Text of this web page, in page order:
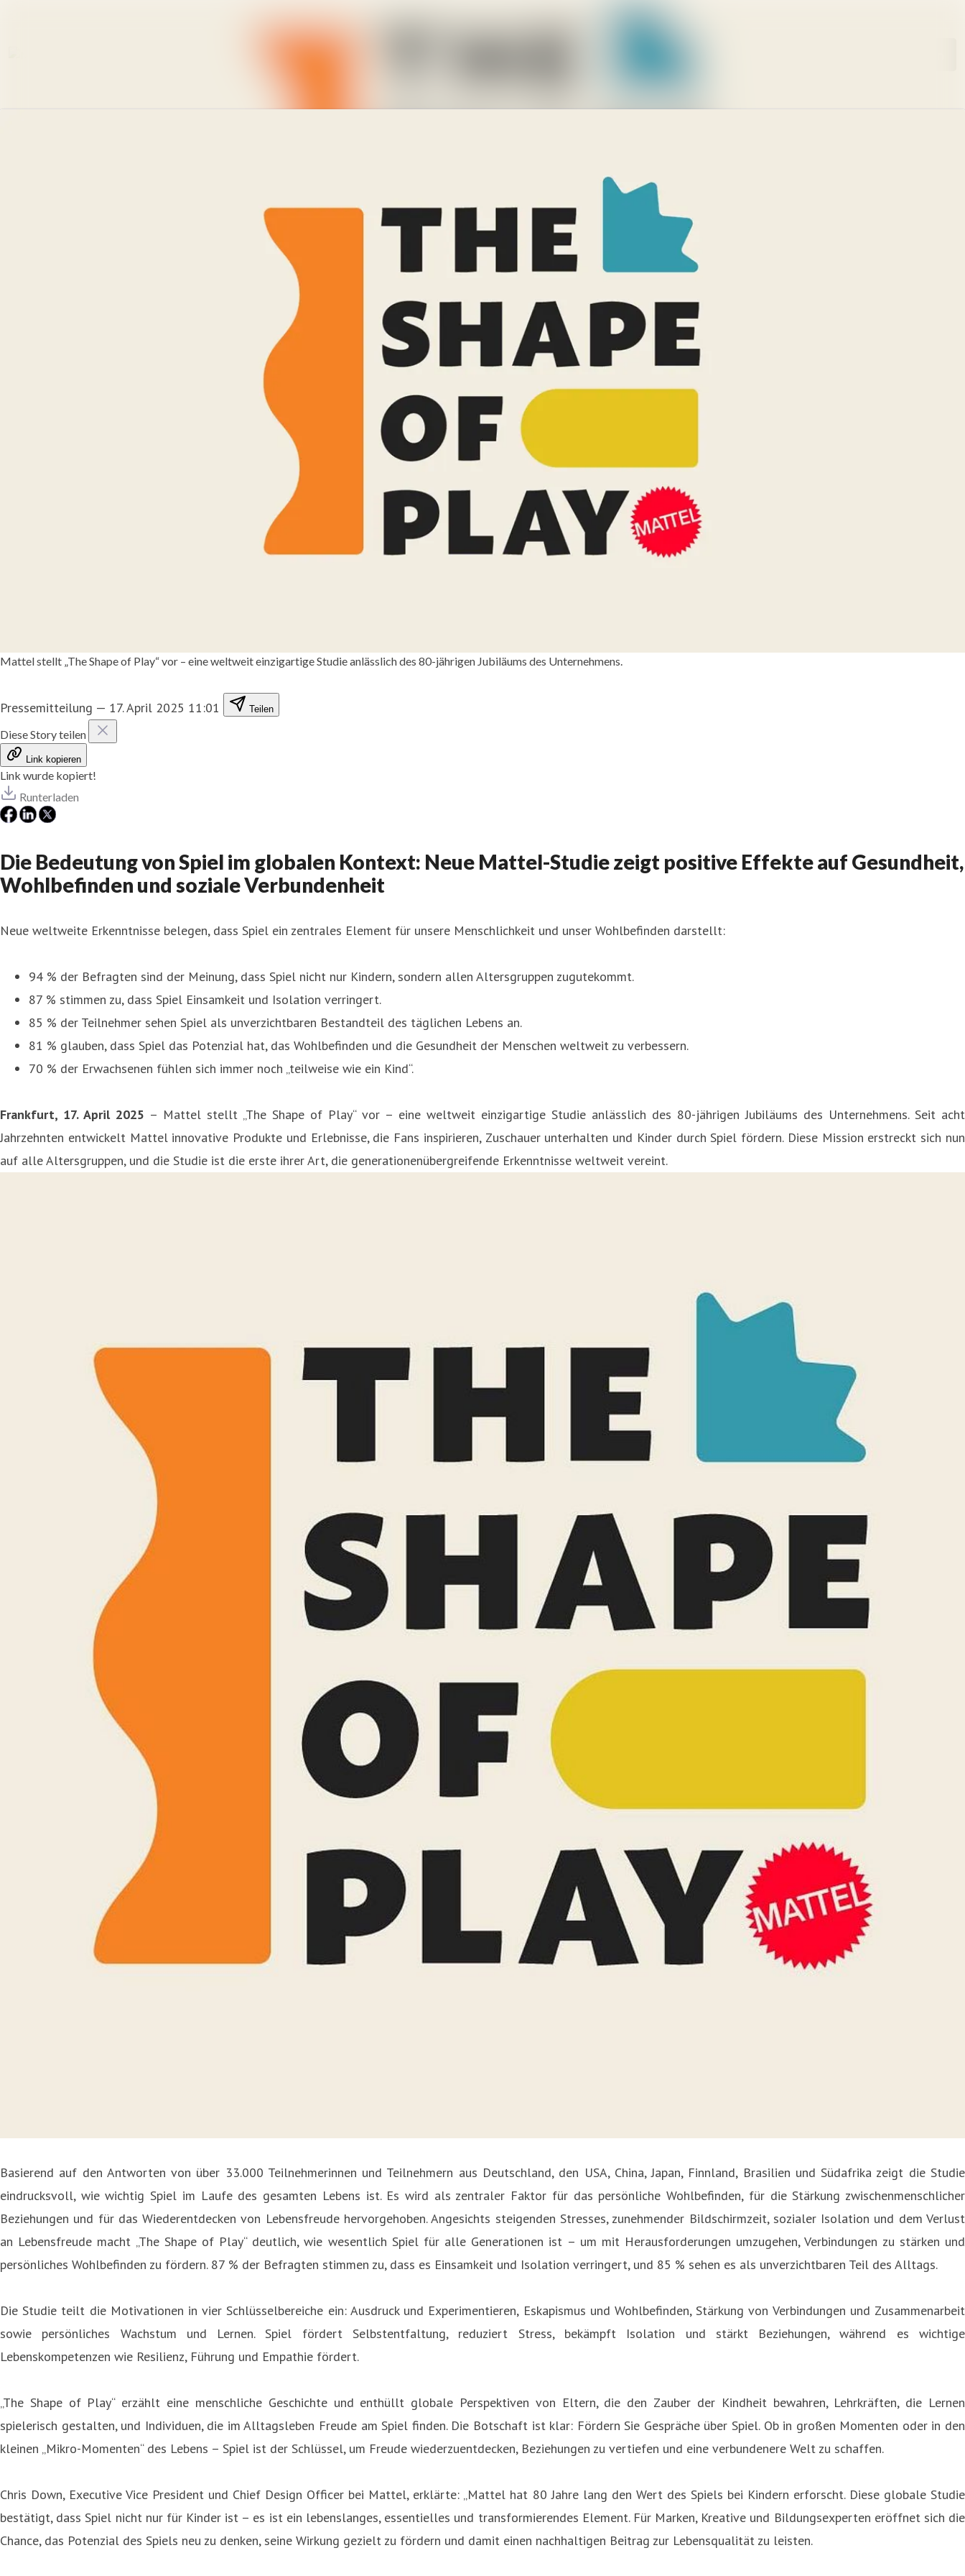
Mattel stellt „The Shape of Play“ vor – eine weltweit einzigartige Studie anlässlich des 80-jährigen Jubiläums des Unternehmens.
Pressemitteilung — 17. April 2025 11:01 Teilen
Diese Story teilen
Link kopieren
Link wurde kopiert!
Runterladen
Die Bedeutung von Spiel im globalen Kontext: Neue Mattel-Studie zeigt positive Effekte auf Gesundheit,
Wohlbefinden und soziale Verbundenheit
Neue weltweite Erkenntnisse belegen, dass Spiel ein zentrales Element für unsere Menschlichkeit und unser Wohlbefinden darstellt:
94 % der Befragten sind der Meinung, dass Spiel nicht nur Kindern, sondern allen Altersgruppen zugutekommt.
87 % stimmen zu, dass Spiel Einsamkeit und Isolation verringert.
85 % der Teilnehmer sehen Spiel als unverzichtbaren Bestandteil des täglichen Lebens an.
81 % glauben, dass Spiel das Potenzial hat, das Wohlbefinden und die Gesundheit der Menschen weltweit zu verbessern.
70 % der Erwachsenen fühlen sich immer noch „teilweise wie ein Kind“.
Frankfurt, 17. April 2025 – Mattel stellt „The Shape of Play“ vor – eine weltweit einzigartige Studie anlässlich des 80-jährigen Jubiläums des Unternehmens. Seit acht
Jahrzehnten entwickelt Mattel innovative Produkte und Erlebnisse, die Fans inspirieren, Zuschauer unterhalten und Kinder durch Spiel fördern. Diese Mission erstreckt sich nun
auf alle Altersgruppen, und die Studie ist die erste ihrer Art, die generationenübergreifende Erkenntnisse weltweit vereint.
Basierend auf den Antworten von über 33.000 Teilnehmerinnen und Teilnehmern aus Deutschland, den USA, China, Japan, Finnland, Brasilien und Südafrika zeigt die Studie
eindrucksvoll, wie wichtig Spiel im Laufe des gesamten Lebens ist. Es wird als zentraler Faktor für das persönliche Wohlbefinden, für die Stärkung zwischenmenschlicher
Beziehungen und für das Wiederentdecken von Lebensfreude hervorgehoben. Angesichts steigenden Stresses, zunehmender Bildschirmzeit, sozialer Isolation und dem Verlust
an Lebensfreude macht „The Shape of Play“ deutlich, wie wesentlich Spiel für alle Generationen ist – um mit Herausforderungen umzugehen, Verbindungen zu stärken und
persönliches Wohlbefinden zu fördern. 87 % der Befragten stimmen zu, dass es Einsamkeit und Isolation verringert, und 85 % sehen es als unverzichtbaren Teil des Alltags.
Die Studie teilt die Motivationen in vier Schlüsselbereiche ein: Ausdruck und Experimentieren, Eskapismus und Wohlbefinden, Stärkung von Verbindungen und Zusammenarbeit
sowie persönliches Wachstum und Lernen. Spiel fördert Selbstentfaltung, reduziert Stress, bekämpft Isolation und stärkt Beziehungen, während es wichtige
Lebenskompetenzen wie Resilienz, Führung und Empathie fördert.
„The Shape of Play“ erzählt eine menschliche Geschichte und enthüllt globale Perspektiven von Eltern, die den Zauber der Kindheit bewahren, Lehrkräften, die Lernen
spielerisch gestalten, und Individuen, die im Alltagsleben Freude am Spiel finden. Die Botschaft ist klar: Fördern Sie Gespräche über Spiel. Ob in großen Momenten oder in den
kleinen „Mikro-Momenten“ des Lebens – Spiel ist der Schlüssel, um Freude wiederzuentdecken, Beziehungen zu vertiefen und eine verbundenere Welt zu schaffen.
Chris Down, Executive Vice President und Chief Design Officer bei Mattel, erklärte: „Mattel hat 80 Jahre lang den Wert des Spiels bei Kindern erforscht. Diese globale Studie
bestätigt, dass Spiel nicht nur für Kinder ist – es ist ein lebenslanges, essentielles und transformierendes Element. Für Marken, Kreative und Bildungsexperten eröffnet sich die
Chance, das Potenzial des Spiels neu zu denken, seine Wirkung gezielt zu fördern und damit einen nachhaltigen Beitrag zur Lebensqualität zu leisten.